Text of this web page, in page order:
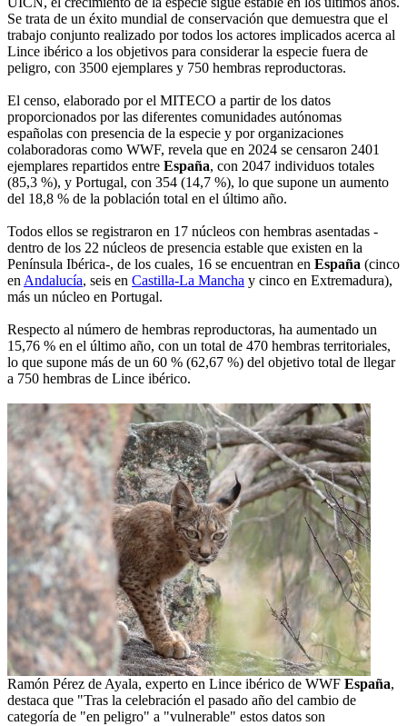
Se trata de un éxito mundial de conservación que demuestra que el
trabajo conjunto realizado por todos los actores implicados acerca al
Lince ibérico a los objetivos para considerar la especie fuera de
peligro, con 3500 ejemplares y 750 hembras reproductoras.
El censo, elaborado por el MITECO a partir de los datos
proporcionados por las diferentes comunidades autónomas
españolas con presencia de la especie y por organizaciones
colaboradoras como WWF, revela que en 2024 se censaron 2401
ejemplares repartidos entre España, con 2047 individuos totales
(85,3 %), y Portugal, con 354 (14,7 %), lo que supone un aumento
del 18,8 % de la población total en el último año.
Todos ellos se registraron en 17 núcleos con hembras asentadas -
dentro de los 22 núcleos de presencia estable que existen en la
Península Ibérica-, de los cuales, 16 se encuentran en España (cinco
en Andalucía, seis en Castilla-La Mancha y cinco en Extremadura),
más un núcleo en Portugal.
Respecto al número de hembras reproductoras, ha aumentado un
15,76 % en el último año, con un total de 470 hembras territoriales,
lo que supone más de un 60 % (62,67 %) del objetivo total de llegar
a 750 hembras de Lince ibérico.
Ramón Pérez de Ayala, experto en Lince ibérico de WWF España,
destaca que "Tras la celebración el pasado año del cambio de
categoría de "en peligro" a "vulnerable" estos datos son